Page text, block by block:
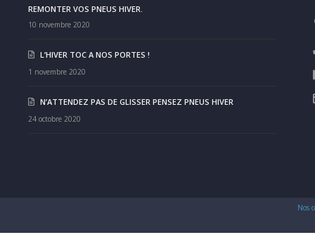
REMONTER VOS PNEUS HIVER.
10 novembre 2020
L’HIVER TOC A NOS PORTES !
1 novembre 2020
N’ATTENDEZ PAS DE GLISSER PENSEZ PNEUS HIVER
24 octobre 2020
Nos